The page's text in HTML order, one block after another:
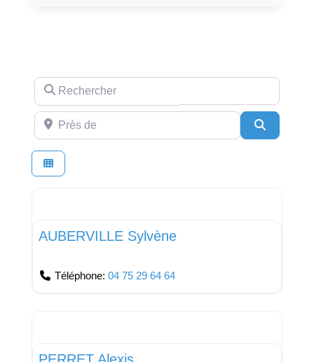
Rechercher
Près de
AUBERVILLE Sylvène
Téléphone: 04 75 29 64 64
PERRET Alexis